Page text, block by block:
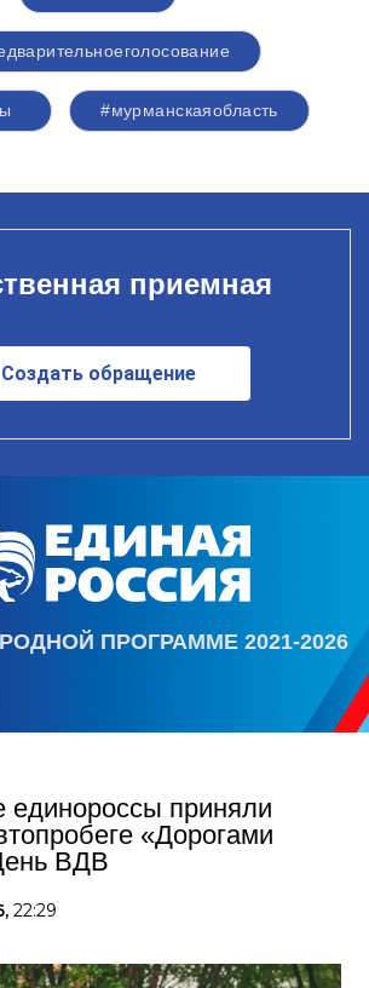
#мурманскаяобласть
приемная
Создать обращение
ПРОГРАММЕ 2021-2026
единороссы приняли
«Дорогами
ВДВ
22:29